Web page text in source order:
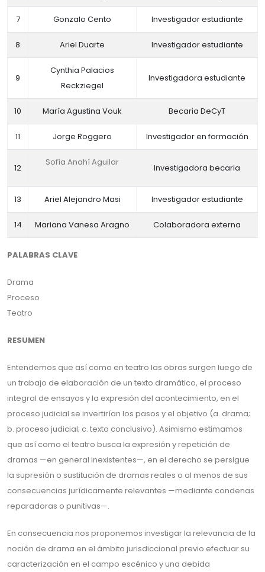
7 Gonzalo Cento Investigador estudiante
8 Ariel Duarte Investigador estudiante
9
Cynthia Palacios
Reckziegel
Investigadora estudiante
10 María Agustina Vouk Becaria DeCyT
11 Jorge Roggero Investigador en formación
12
Sofía Anahí Aguilar
Investigadora becaria
13 Ariel Alejandro Masi Investigador estudiante
14 Mariana Vanesa Aragno Colaboradora externa
PALABRAS CLAVE
Drama
Proceso
Teatro
RESUMEN
Entendemos que así como en teatro las obras surgen luego de
un trabajo de elaboración de un texto dramático, el proceso
integral de ensayos y la expresión del acontecimiento, en el
proceso judicial se invertirían los pasos y el objetivo (a. drama;
b. proceso judicial; c. texto conclusivo). Asimismo estimamos
que así como el teatro busca la expresión y repetición de
dramas —en general inexistentes—, en el derecho se persigue
la supresión o sustitución de dramas reales o al menos de sus
consecuencias jurídicamente relevantes —mediante condenas
reparadoras o punitivas—.
En consecuencia nos proponemos investigar la relevancia de la
noción de drama en el ámbito jurisdiccional previo efectuar su
caracterización en el campo escénico y una debida